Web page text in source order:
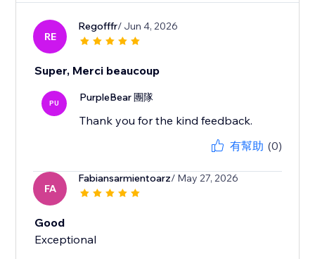
RE
Regofffr/ Jun 4, 2026
Super, Merci beaucoup
PU PurpleBear 團隊
Thank you for the kind feedback.
有幫助 (0)
FA
Fabiansarmientoarz/ May 27, 2026
Good
Exceptional